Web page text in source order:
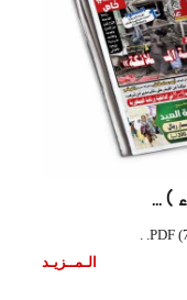
) ...
الـمــزيـد